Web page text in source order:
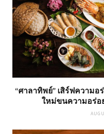
“ศาลาทิพย์” เสิร์ฟความอ
ใหม่ขนความอร่อ